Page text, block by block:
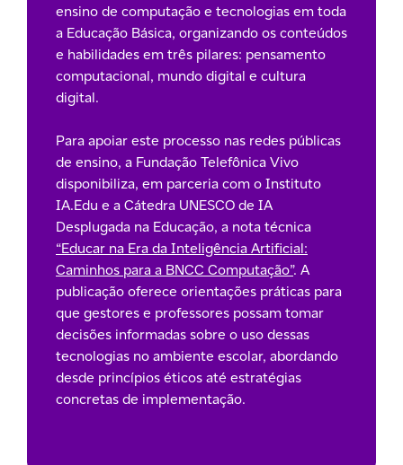
ensino de computação e tecnologias em toda
a Educação Básica, organizando os conteúdos
e habilidades em três pilares: pensamento
computacional, mundo digital e cultura
digital.
Para apoiar este processo nas redes públicas
de ensino, a Fundação Telefônica Vivo
disponibiliza, em parceria com o Instituto
IA.Edu e a Cátedra UNESCO de IA
Desplugada na Educação, a nota técnica
“Educar na Era da Inteligência Artificial:
Caminhos para a BNCC Computação”. A
publicação oferece orientações práticas para
que gestores e professores possam tomar
decisões informadas sobre o uso dessas
tecnologias no ambiente escolar, abordando
desde princípios éticos até estratégias
concretas de implementação.